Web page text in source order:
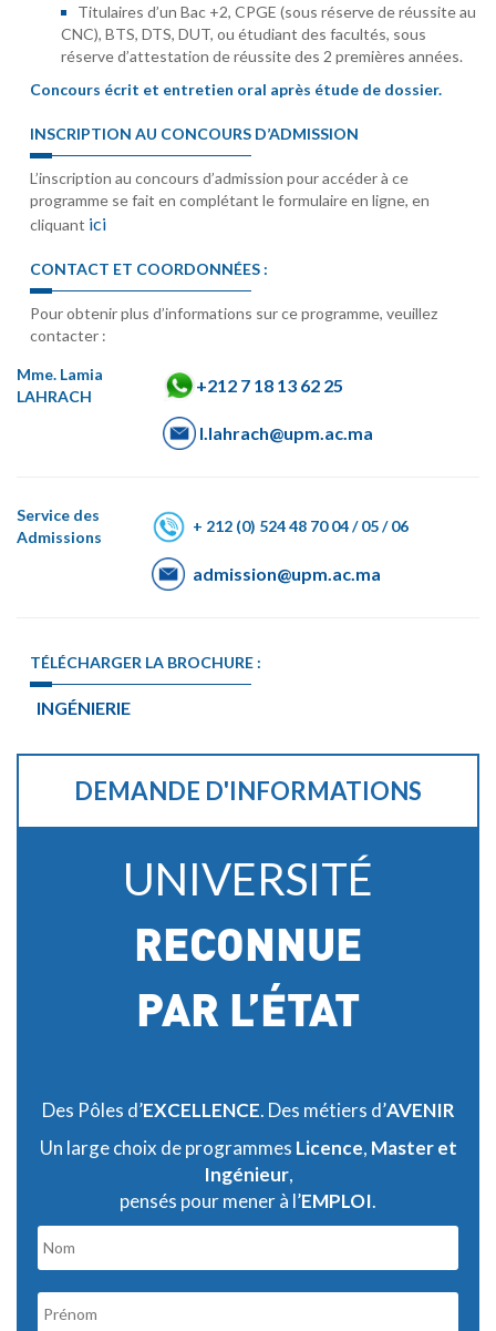
Titulaires d’un Bac +2, CPGE (sous réserve de réussite au
CNC), BTS, DTS, DUT, ou étudiant des facultés, sous
réserve d’attestation de réussite des 2 premières années.
Concours écrit et entretien oral après étude de dossier.
INSCRIPTION AU CONCOURS D’ADMISSION
L’inscription au concours d’admission pour accéder à ce
programme se fait en complétant le formulaire en ligne, en
cliquant ici
CONTACT ET COORDONNÉES :
Pour obtenir plus d’informations sur ce programme, veuillez
contacter :
Mme. Lamia
LAHRACH
+212 7 18 13 62 25
l.lahrach@upm.ac.ma
Service des
Admissions
+ 212 (0) 524 48 70 04 / 05 / 06
admission@upm.ac.ma
TÉLÉCHARGER LA BROCHURE :
INGÉNIERIE
DEMANDE D'INFORMATIONS
UNIVERSITÉ
RECONNUE
PAR L’ÉTAT
Des Pôles d’EXCELLENCE. Des métiers d’AVENIR
Un large choix de programmes Licence, Master et
Ingénieur,
pensés pour mener à l’EMPLOI.